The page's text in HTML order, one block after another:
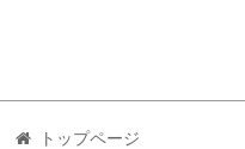
トップページ